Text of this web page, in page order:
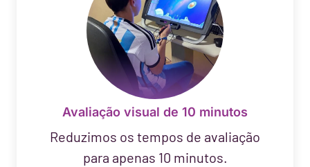
Avaliação visual de 10 minutos
Reduzimos os tempos de avaliação
para apenas 10 minutos.